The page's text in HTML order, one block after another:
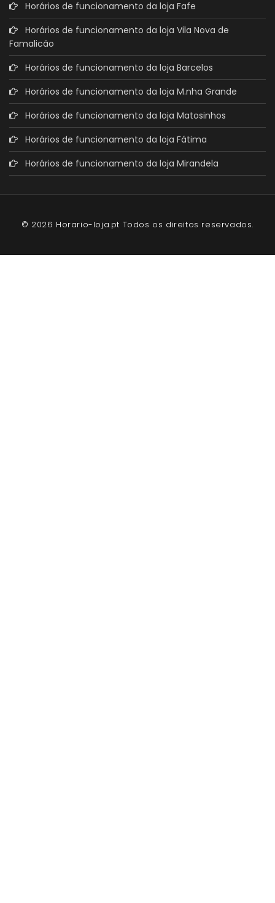
Horários de funcionamento da loja Fafe
Horários de funcionamento da loja Vila Nova de
Famalicão
Horários de funcionamento da loja Barcelos
Horários de funcionamento da loja M.nha Grande
Horários de funcionamento da loja Matosinhos
Horários de funcionamento da loja Fátima
Horários de funcionamento da loja Mirandela
© 2026 Horario-loja.pt Todos os direitos reservados.